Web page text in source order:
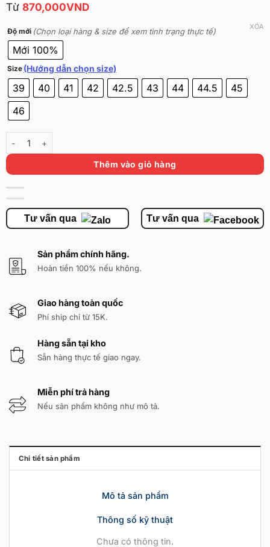
Từ 870,000VND
Độ mới (Chọn loại hàng & size để xem tình trạng thực tế)
Mới 100%
Size (Hướng dẫn chọn size)
39 40 41 42 42.5 43 44 44.5
45
46
XÓA
361 Big3 4.0 Pro 'Violet Mastic' 672411103F-1 Chính Hãng số lượng
Thêm vào giỏ hàng
Tư vấn qua Tư vấn qua
Sản phẩm chính hãng.
Hoàn tiền 100% nếu không.
Giao hàng toàn quốc
Phí ship chỉ từ 15K.
Hàng sẵn tại kho
Sẵn hàng thực tế giao ngay.
Miễn phí trả hàng
Nếu sản phẩm không như mô tả.
Chi tiết sản phẩm
Mô tả sản phẩm
Thông số kỹ thuật
Chưa có thông tin.